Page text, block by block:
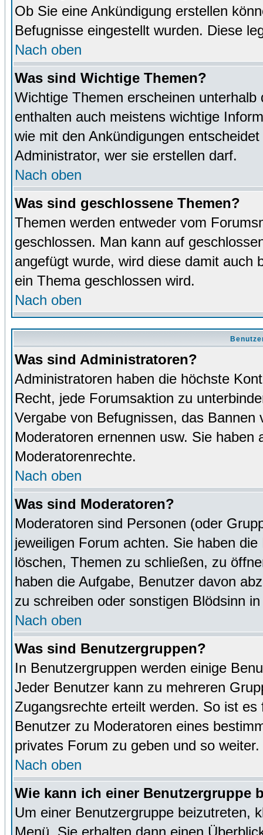
Ob Sie eine Ankündigung erstellen
Befugnisse eingestellt wurden. Diese
Nach oben
Was sind Wichtige Themen?
Wichtige Themen erscheinen
enthalten auch meistens wichtige
wie mit den Ankündigungen
Administrator, wer sie erstellen darf.
Nach oben
Was sind geschlossene Themen?
Themen werden entweder vom
geschlossen. Man kann auf
angefügt wurde, wird diese damit auch
ein Thema geschlossen wird.
Nach oben
Was sind Administratoren?
Administratoren haben die höchste
Recht, jede Forumsaktion zu
Vergabe von Befugnissen, das
Moderatoren ernennen usw. Sie
Moderatorenrechte.
Nach oben
Was sind Moderatoren?
Moderatoren sind Personen (oder
jeweiligen Forum achten. Sie haben
löschen, Themen zu schließen, zu
haben die Aufgabe, Benutzer davon
zu schreiben oder sonstigen Blödsinn
Nach oben
Was sind Benutzergruppen?
In Benutzergruppen werden einige
Jeder Benutzer kann zu mehreren
Zugangsrechte erteilt werden. So ist
Benutzer zu Moderatoren eines
privates Forum zu geben und so weiter.
Nach oben
Wie kann ich einer Benutzergruppe
Um einer Benutzergruppe beizutreten,
Menü. Sie erhalten dann einen